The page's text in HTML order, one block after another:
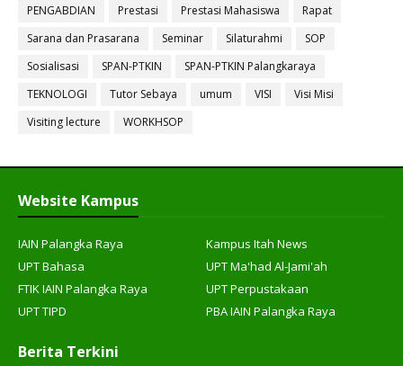
PENGABDIAN
Prestasi Prestasi Mahasiswa
Rapat
Sarana dan Prasarana
Seminar Silaturahmi
SOP
Sosialisasi
SPAN-PTKIN
SPAN-PTKIN Palangkaraya
TEKNOLOGI
Tutor Sebaya umum VISI
Visi Misi
Visiting lecture
WORKHSOP
Website Kampus
IAIN Palangka Raya
Kampus Itah News
UPT Bahasa
UPT Ma'had Al-Jami'ah
FTIK IAIN Palangka Raya
UPT Perpustakaan
UPT TIPD
PBA IAIN Palangka Raya
Berita Terkini